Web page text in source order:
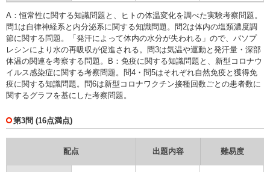
A：恒常性に関する知識問題と、ヒトの体温変化を調べた実験考察問題。
問1は自律神経系と内分泌系に関する知識問題。問2は体内の塩類濃度調
節に関する問題。「発汗によって体内の水分が失われる」ので、バソプ
レシンにより水の再吸収が促進される。問3は気温や運動と発汗量・深部
体温の関連を考察する問題。B：免疫に関する知識問題と、新型コロナウ
イルス感染症に関する考察問題。問4・問5はそれぞれ自然免疫と獲得免
疫に関する知識問題。問6は新型コロナワクチン接種回数ごとの患者数に
関するグラフを基にした考察問題。
第3問 (16点満点)
配点 出題内容 難易度